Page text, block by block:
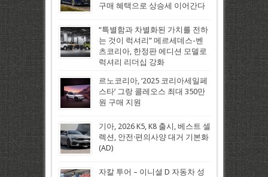
구매 혜택으로 상승세 이어간다
“특별함과 차별화된 가치를 전하
는 것이 럭셔리” 메르세데스-벤
츠코리아, 한정판 에디션 모델로
럭셔리 리더십 강화
르노코리아, ‘2025 코리아세일페
스타’ 그랑 콜레오스 최대 350만
원 구매 지원
기아, 2026 K5, K8 출시, 베스트 셀
렉션, 안전·편의사양 대거 기본화
(AD)
자칼 투어 – 이니셜 D 자동차 성